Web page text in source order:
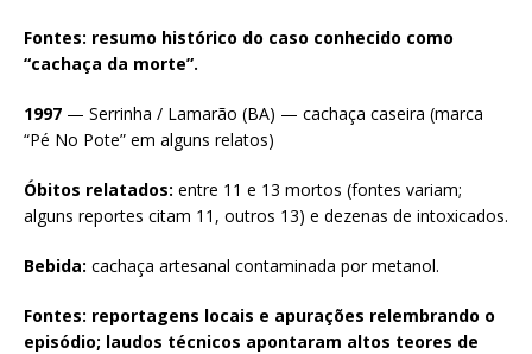
Fontes: resumo histórico do caso conhecido como
“cachaça da morte”.
1997 — Serrinha / Lamarão (BA) — cachaça caseira (marca
“Pé No Pote” em alguns relatos)
Óbitos relatados: entre 11 e 13 mortos (fontes variam;
alguns reportes citam 11, outros 13) e dezenas de intoxicados.
Bebida: cachaça artesanal contaminada por metanol.
Fontes: reportagens locais e apurações relembrando o
episódio; laudos técnicos apontaram altos teores de